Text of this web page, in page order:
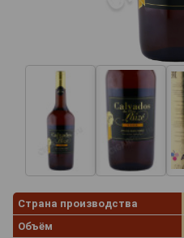
Страна производства
Объём